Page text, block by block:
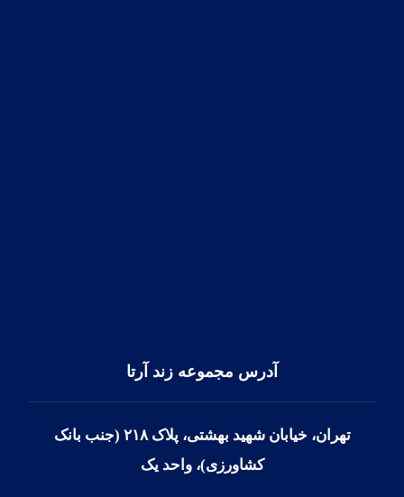
آدرس مجموعه زند آرتا
تهران، خیابان شهید بهشتی، پلاک ۲۱۸ (جنب بانک
کشاورزی)، واحد یک